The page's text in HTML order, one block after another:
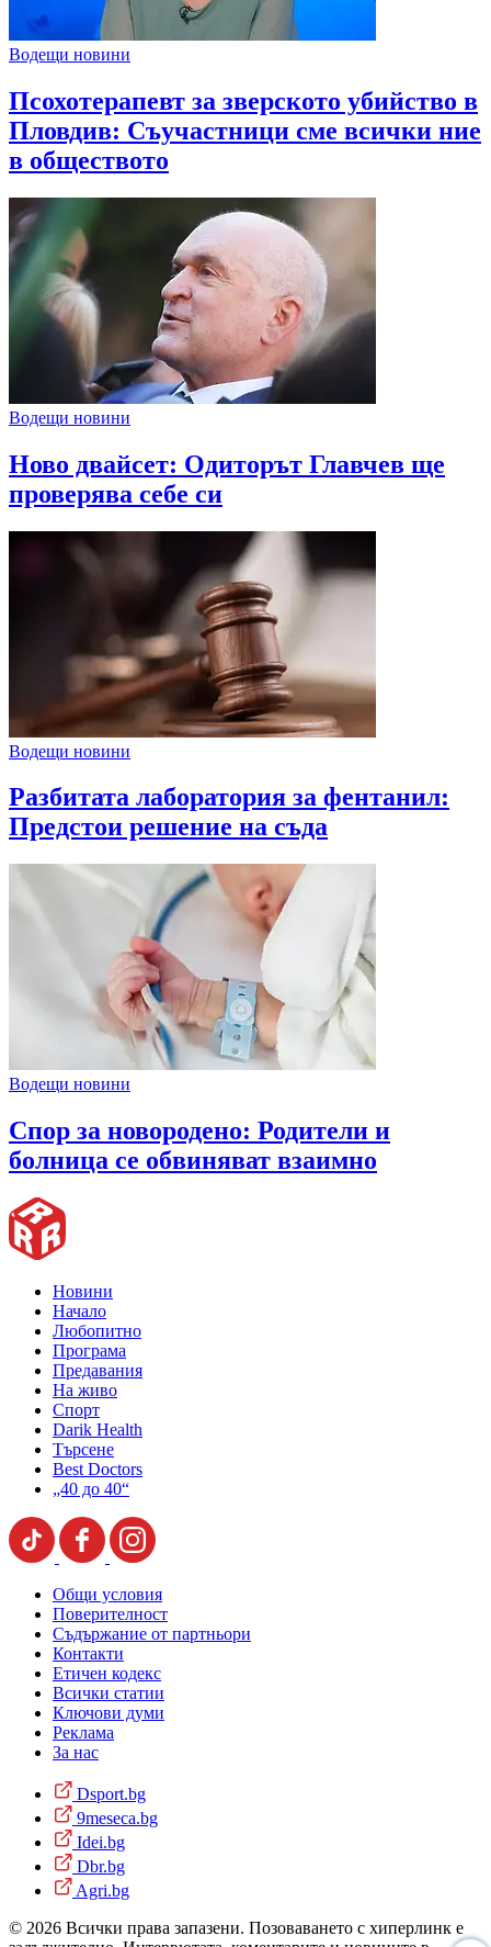
Водещи новини
Псохотерапевт за зверското убийство в
Пловдив: Съучастници сме всички ние
в обществото
Водещи новини
Ново двайсет: Одиторът Главчев ще
проверява себе си
Водещи новини
Разбитата лаборатория за фентанил:
Предстои решение на съда
Водещи новини
Спор за новородено: Родители и
болница се обвиняват взаимно
Новини
Начало
Любопитно
Програма
Предавания
На живо
Спорт
Darik Health
Търсене
Best Doctors
„40 до 40“
Общи условия
Поверителност
Съдържание от партньори
Контакти
Етичен кодекс
Всички статии
Ключови думи
Реклама
За нас
Dsport.bg
9meseca.bg
Idei.bg
Dbr.bg
Agri.bg
© 2026 Всички права запазени. Позоваването с хиперлинк е